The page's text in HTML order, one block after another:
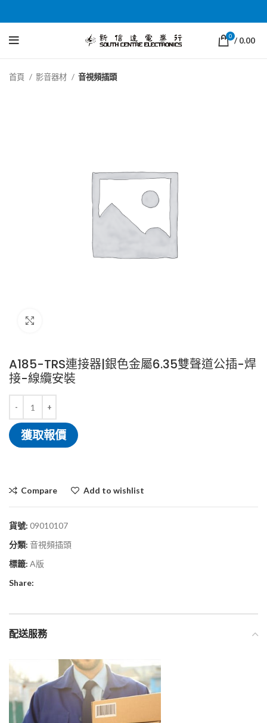
0 / 0.00
首頁 影音器材 音視頻插頭
A185-TRS連接器|銀色金屬6.35雙聲道公插-焊
接-線纜安裝
獲取報價
Compare Add to wishlist
貨號: 09010107
分類: 音視頻插頭
標籤: A版
Share:
配送服務